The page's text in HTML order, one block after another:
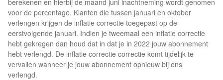
berekenen en hierbij de maand juni inachtneming wordt genomen
voor de percentage. Klanten die tussen januari en oktober
verlengen krijgen de inflatie correctie toegepast op de
eerstvolgende januari. Indien je tweemaal een inflatie correctie
hebt gekregen dan houd dat in dat je in 2022 jouw abonnement
hebt verlengd. De inflatie correctie correctie komt tijdelijk te
vervallen wanneer je jouw abonnement opnieuw bij ons
verlengd.